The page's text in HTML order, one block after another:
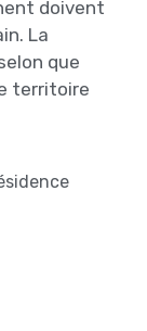
doivent
La
que
territoire